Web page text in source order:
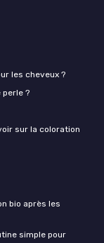
les cheveux ?
?
sur la coloration
bio après les
simple pour